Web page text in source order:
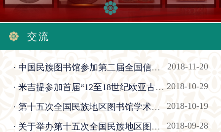
交流
· 中国民族图书馆参加第二届全国信息与文献标准化研讨会 2018-11-20
· 米吉提参加首届“12至18世纪欧亚古典学”国际学术研讨会并作学术报告 2018-10-29
· 第十五次全国民族地区图书馆学术研讨会在西宁开幕 2018-10-19
· ​关于举办第十五次全国民族地区图书馆学术研讨会的通知 2018-09-28